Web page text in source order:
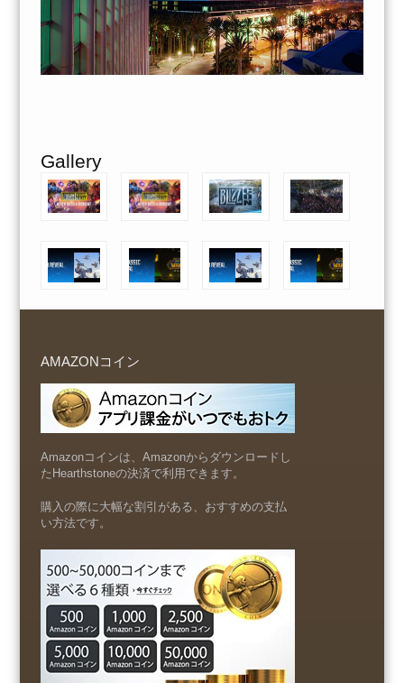
Gallery
AMAZONコイン
Amazonコインは、Amazonからダウンロードし
たHearthstoneの決済で利用できます。
購入の際に大幅な割引がある、おすすめの支払
い方法です。